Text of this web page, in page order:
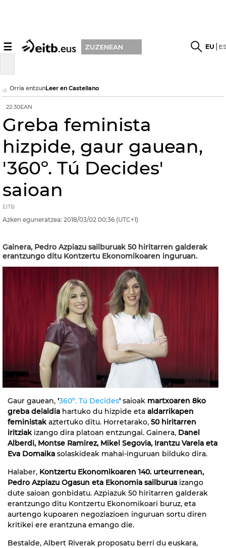
☰ ZUZENEAN EU
Orria entzunLeer en Castellano
22:30EAN
Greba feminista
hizpide, gaur gauean,
'360º. Tú Decides'
saioan
EITB
Azken eguneratzea: 2018/03/02 00:36 (UTC+1)
Gainera, Pedro Azpiazu sailburuak 50 hiritarren galderak
erantzungo ditu Kontzertu Ekonomikoaren inguruan.
Gaur gauean, '360º. Tú Decides' saioak martxoaren 8ko
greba deialdia hartuko du hizpide eta aldarrikapen
feministakaztertuko ditu. Horretarako, 50 hiritarren
iritziakizango dira platoan entzungai. Gainera, Danel
Alberdi, Montse Ramirez, Mikel Segovia, Irantzu Varela eta
Eva Domaika solaskideak mahai-inguruan bilduko dira.
Halaber, Kontzertu Ekonomikoaren 140. urteurrenean,
Pedro Azpiazu Ogasun eta Ekonomia sailburua izango
dute saioan gonbidatu. Azpiazuk 50 hiritarren galderak
erantzungo ditu Kontzertu Ekonomikoari buruz, eta
aurtengo kupoaren negoziazioen inguruan sortu diren
kritikei ere erantzuna emango die.
Bestalde, Albert Riverak proposatu berri du euskara,